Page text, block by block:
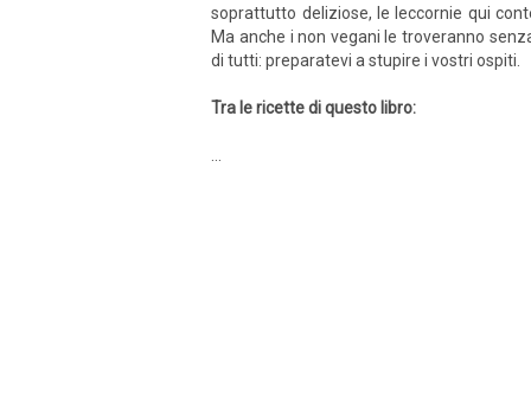
soprattutto deliziose, le leccornie qui
Ma anche i non vegani le troveranno
di tutti: preparatevi a stupire i vostri ospiti.
Tra le ricette di questo libro: